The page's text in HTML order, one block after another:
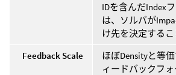
IDを含んだIndex
は、ソルバが
け先を決定するこ
Feedback Scale
ほぼDensityと等
ィードバックフ